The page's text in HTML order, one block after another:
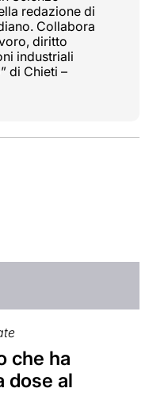
redazione di
Collabora
diritto
industriali
di Chieti –
che ha
dose al